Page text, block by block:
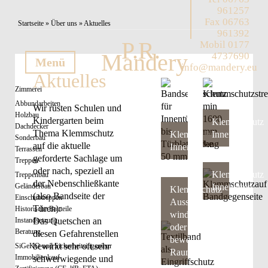
Menü P.R.
Mandery
961257
Fax 06763
961392
Mobil 0177
4737690
info@mandery.eu
Zimmerei
Abbundarbeiten
Holzbau
Dachdecker
Sonderbau
Terrassen
Treppen
Treppenbau
Geländerbau
Einschubtreppen
Historische Bauteile
Instandsetzung
Beratung
SiGeKO und Sicherheitsingenieur
Immobilienkauf
Startseite » Über uns » Aktuelles
Aktuelles
Wir rüsten Schulen und
Kindergarten beim
Thema Klemmschutz
auf die aktuelle
geforderte Sachlage um
oder nach, speziell an
der Nebenschließkante
(also Bandseite der
Türen):
Das Quetschen an
diesen Gefahrenstellen
bewirkt sehr oft sehr
schwerwiegende und
Klemmschutz
Innentüren
Klemmschutz
Innentüren
Klemmschutz
Innentüren
Klemmschutz
Aussen,
windfang
oder
bewegliche
Raumtrennertüren